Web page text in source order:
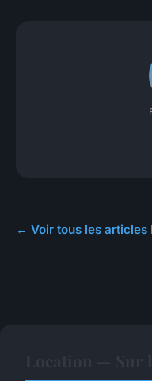
← Voir tous les articles